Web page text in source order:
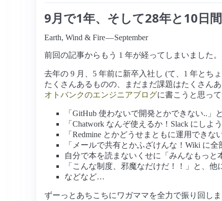
9月で1年、そして28年と10日間
Earth, Wind & Fire — September
前回の記事からもう 1 年が経ってしまいました
去年の 9 月、5 年前に新卒入社し (て、1 年とち
たくさんあるものの、まだまだ課題はたくさん
オトバンクのエンジニアブログに書こうと思っ
「GitHub 使わないで開発とかできない..」
「Chatwork なんぞ使えるか！Slack にし
「Redmine とかどうせまともに運用でき
「メールで共有とかふざけんな！Wiki に全
自分で本を読まないくせに「みんなもっ
「こんな制度、邪魔なだけだ！！」と、
などなど…
ずーっとあちこちにワガママを全力で振り回し